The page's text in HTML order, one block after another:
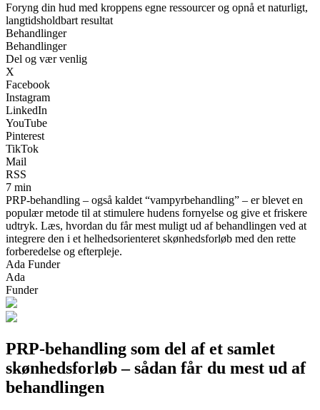
Foryng din hud med kroppens egne ressourcer og opnå et naturligt,
langtidsholdbart resultat
Behandlinger
Behandlinger
Del og vær venlig
X
Facebook
Instagram
LinkedIn
YouTube
Pinterest
TikTok
Mail
RSS
7 min
PRP-behandling – også kaldet “vampyrbehandling” – er blevet en
populær metode til at stimulere hudens fornyelse og give et friskere
udtryk. Læs, hvordan du får mest muligt ud af behandlingen ved at
integrere den i et helhedsorienteret skønhedsforløb med den rette
forberedelse og efterpleje.
Ada Funder
Ada
Funder
PRP-behandling som del af et samlet
skønhedsforløb – sådan får du mest ud af
behandlingen